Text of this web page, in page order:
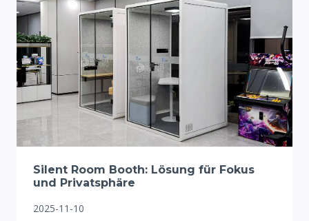
Silent Room Booth: Lösung für Fokus
und Privatsphäre
2025-11-10